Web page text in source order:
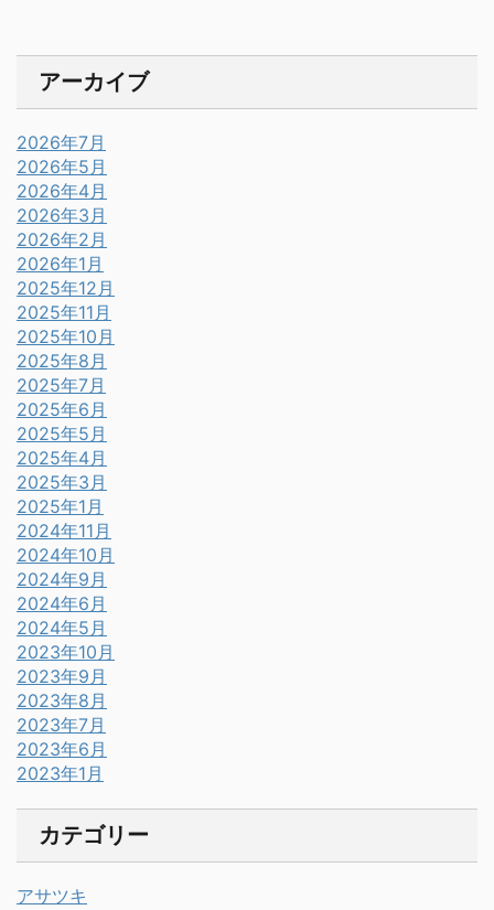
アーカイブ
2026年7月
2026年5月
2026年4月
2026年3月
2026年2月
2026年1月
2025年12月
2025年11月
2025年10月
2025年8月
2025年7月
2025年6月
2025年5月
2025年4月
2025年3月
2025年1月
2024年11月
2024年10月
2024年9月
2024年6月
2024年5月
2023年10月
2023年9月
2023年8月
2023年7月
2023年6月
2023年1月
カテゴリー
アサツキ